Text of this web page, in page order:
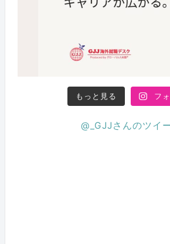
もっと見る フ
@_GJJさんのツイ